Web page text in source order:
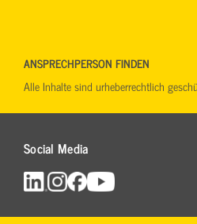
Social Media
ANSPRECHPERSON FINDEN
Alle Inhalte sind urheberrechtlich